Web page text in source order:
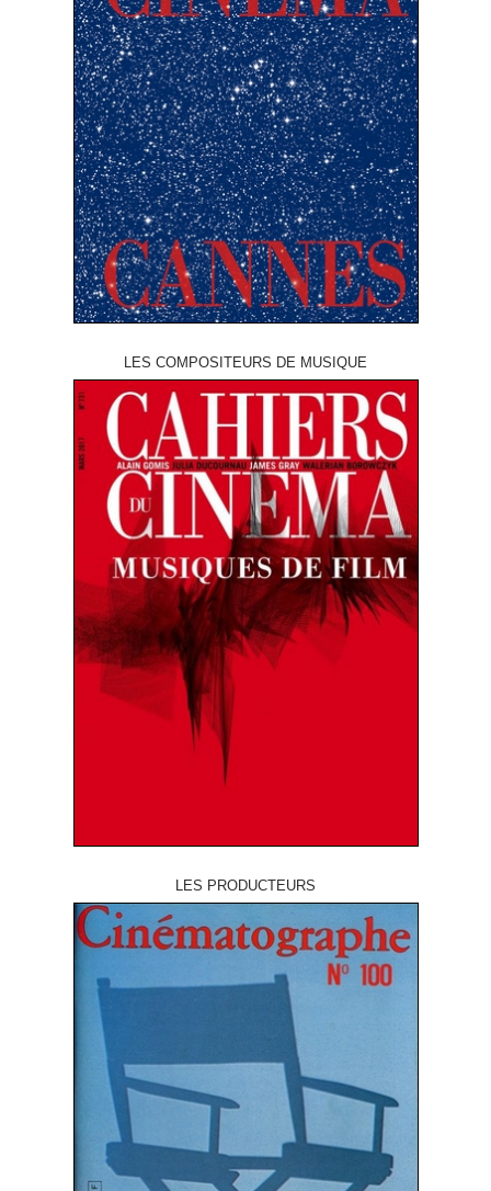
LES COMPOSITEURS DE MUSIQUE
LES PRODUCTEURS